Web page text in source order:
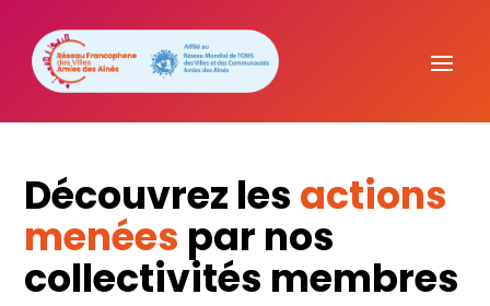
Découvrez les actions
menées par nos
collectivités membres